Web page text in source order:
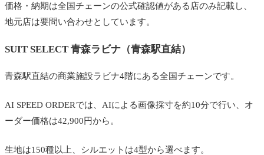
価格・納期は全国チェーンの公式確認値がある店のみ記載し、
地元店は要問い合わせとしています。
SUIT SELECT 青森ラビナ（青森駅直結）
青森駅直結の商業施設ラビナ4階にある全国チェーンです。
AI SPEED ORDERでは、AIによる画像採寸を約10分で行い、オ
ーダー価格は42,900円から。
生地は150種以上、シルエットは4型から選べます。